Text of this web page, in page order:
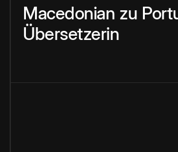
Macedonian zu
Übersetzerin